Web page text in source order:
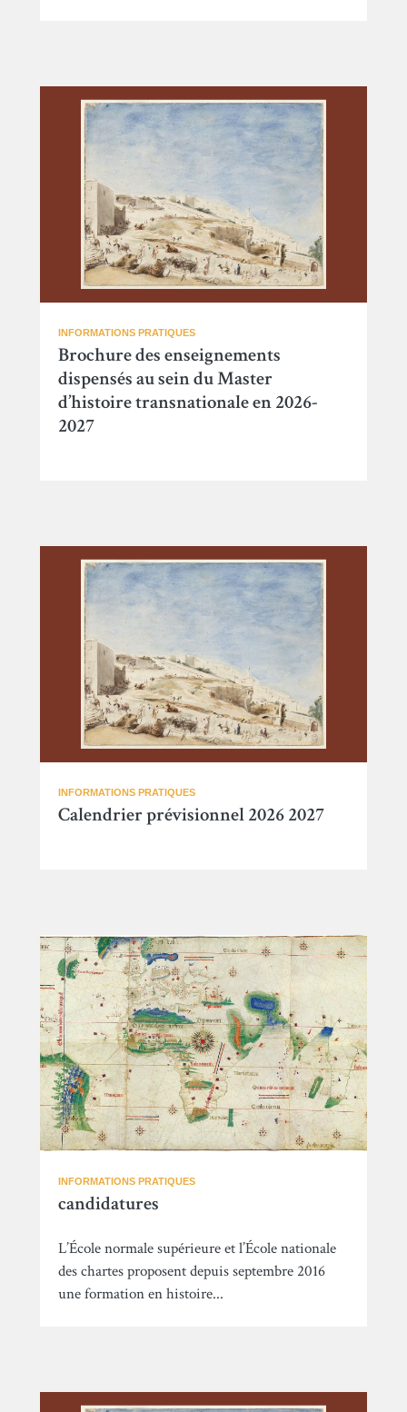
INFORMATIONS PRATIQUES
Brochure des enseignements
dispensés au sein du Master
d’histoire transnationale en 2026-
2027
INFORMATIONS PRATIQUES
Calendrier prévisionnel 2026 2027
INFORMATIONS PRATIQUES
candidatures
L’École normale supérieure et l’École nationale
des chartes proposent depuis septembre 2016
une formation en histoire...